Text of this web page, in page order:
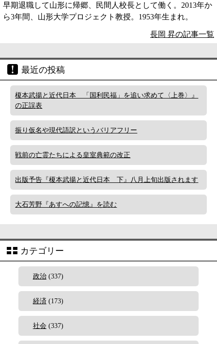
早期退職して山形に帰郷、民間人校長として働く。2013年か
ら3年間、山形大学プロジェクト教授。1953年生まれ。
長岡 昇の記事一覧
最近の投稿
榎本武揚と近代日本 「国利民福」を追い求めて〈上巻〉』
の正誤表
振り仮名や現代語訳というバリアフリー
戦前の亡霊たちによる皇室典範の改正
出版予告『榎本武揚と近代日本 下』八月上旬出版されます
大石芳野『あすへの記憶』を読む
カテゴリー
政治(337)
経済(173)
社会(337)